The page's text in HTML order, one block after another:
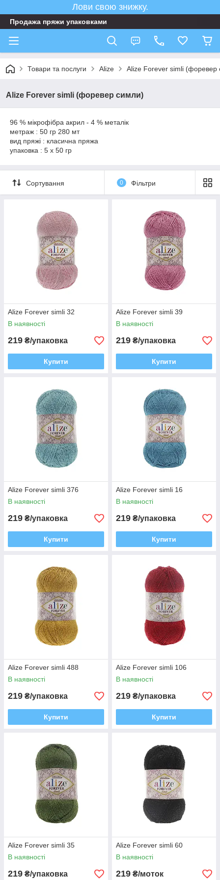
Лови свою знижку.
Продажа пряжи упаковками
Товари та послуги Аlize Alize Forever simli (форевер
Alize Forever simli (форевер симли)
96 % мікрофібра акрил - 4 % металік
метраж : 50 гр 280 мт
вид пряжі : класична пряжа
упаковка : 5 x 50 гр
Сортування 0 Фільтри
Alize Forever simli 32
В наявності
219 ₴/упаковка
Купити
Alize Forever simli 39
В наявності
219 ₴/упаковка
Купити
Alize Forever simli 376
В наявності
219 ₴/упаковка
Купити
Alize Forever simli 16
В наявності
219 ₴/упаковка
Купити
Alize Forever simli 488
В наявності
219 ₴/упаковка
Купити
Alize Forever simli 106
В наявності
219 ₴/упаковка
Купити
Alize Forever simli 35
В наявності
219 ₴/упаковка
Alize Forever simli 60
В наявності
219 ₴/моток